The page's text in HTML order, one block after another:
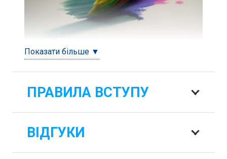
Показати більше ▼
ПРАВИЛА ВСТУПУ
ВІДГУКИ